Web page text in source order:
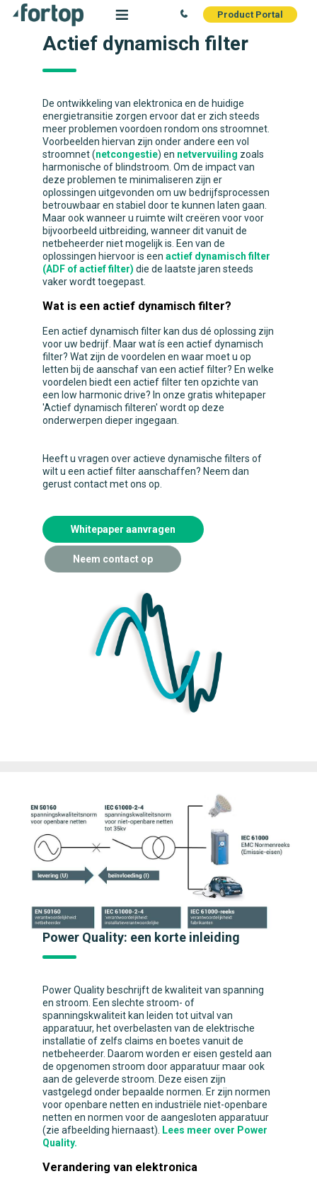
Product Portal
Actief dynamisch filter
De ontwikkeling van elektronica en de huidige
energietransitie zorgen ervoor dat er zich steeds
meer problemen voordoen rondom ons stroomnet.
Voorbeelden hiervan zijn onder andere een vol
stroomnet (netcongestie) en netvervuiling zoals
harmonische of blindstroom. Om de impact van
deze problemen te minimaliseren zijn er
oplossingen uitgevonden om uw bedrijfsprocessen
betrouwbaar en stabiel door te kunnen laten gaan.
Maar ook wanneer u ruimte wilt creëren voor voor
bijvoorbeeld uitbreiding, wanneer dit vanuit de
netbeheerder niet mogelijk is. Een van de
oplossingen hiervoor is een actief dynamisch filter
(ADF of actief filter) die de laatste jaren steeds
vaker wordt toegepast.
Wat is een actief dynamisch filter?
Een actief dynamisch filter kan dus dé oplossing zijn
voor uw bedrijf. Maar wat ís een actief dynamisch
filter? Wat zijn de voordelen en waar moet u op
letten bij de aanschaf van een actief filter? En welke
voordelen biedt een actief filter ten opzichte van
een low harmonic drive? In onze gratis whitepaper
'Actief dynamisch filteren' wordt op deze
onderwerpen dieper ingegaan.
Heeft u vragen over actieve dynamische filters of
wilt u een actief filter aanschaffen? Neem dan
gerust contact met ons op.
Whitepaper aanvragen
Neem contact op
Power Quality: een korte inleiding
Power Quality beschrijft de kwaliteit van spanning
en stroom. Een slechte stroom- of
spanningskwaliteit kan leiden tot uitval van
apparatuur, het overbelasten van de elektrische
installatie of zelfs claims en boetes vanuit de
netbeheerder. Daarom worden er eisen gesteld aan
de opgenomen stroom door apparatuur maar ook
aan de geleverde stroom. Deze eisen zijn
vastgelegd onder bepaalde normen. Er zijn normen
voor openbare netten en industriële niet-openbare
netten en normen voor de aangesloten apparatuur
(zie afbeelding hiernaast).
Lees meer over Power
Quality.
Verandering van elektronica